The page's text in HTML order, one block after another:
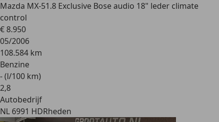
Mazda MX-51.8 Exclusive Bose audio 18" leder climate
control
€ 8.950
05/2006
108.584 km
Benzine
- (l/100 km)
2,8
Autobedrijf
NL 6991 HDRheden